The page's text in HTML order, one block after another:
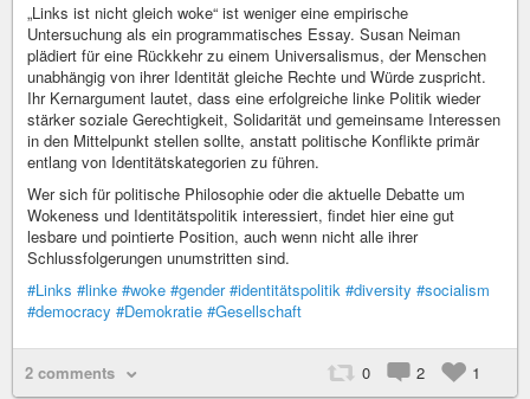
„Links ist nicht gleich woke“ ist weniger eine empirische
Untersuchung als ein programmatisches Essay. Susan Neiman
plädiert für eine Rückkehr zu einem Universalismus, der Menschen
unabhängig von ihrer Identität gleiche Rechte und Würde zuspricht.
Ihr Kernargument lautet, dass eine erfolgreiche linke Politik wieder
stärker soziale Gerechtigkeit, Solidarität und gemeinsame Interessen
in den Mittelpunkt stellen sollte, anstatt politische Konflikte primär
entlang von Identitätskategorien zu führen.
Wer sich für politische Philosophie oder die aktuelle Debatte um
Wokeness und Identitätspolitik interessiert, findet hier eine gut
lesbare und pointierte Position, auch wenn nicht alle ihrer
Schlussfolgerungen unumstritten sind.
#Links #linke #woke #gender #identitätspolitik #diversity #socialism
#democracy #Demokratie #Gesellschaft
2 comments 0 2 1